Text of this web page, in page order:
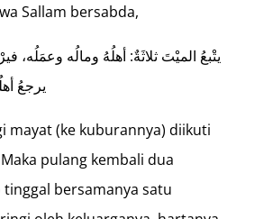
Sallam bersabda,
يتْبعُ الميْتَ ثلاثَةٌ: أهلُهُ ومالُه وعمَلُه،
يرجعُ
mayat (ke kuburannya) diikuti
pulang kembali dua
bersamanya satu